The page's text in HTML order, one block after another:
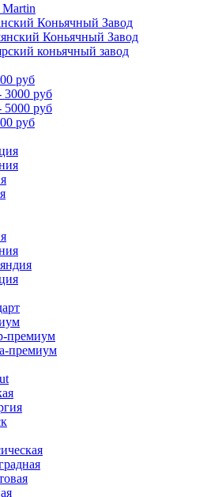
Коньячный Завод
Коньячный Завод
коньячный завод
руб
3000 руб
5000 руб
руб
премиум
премиум